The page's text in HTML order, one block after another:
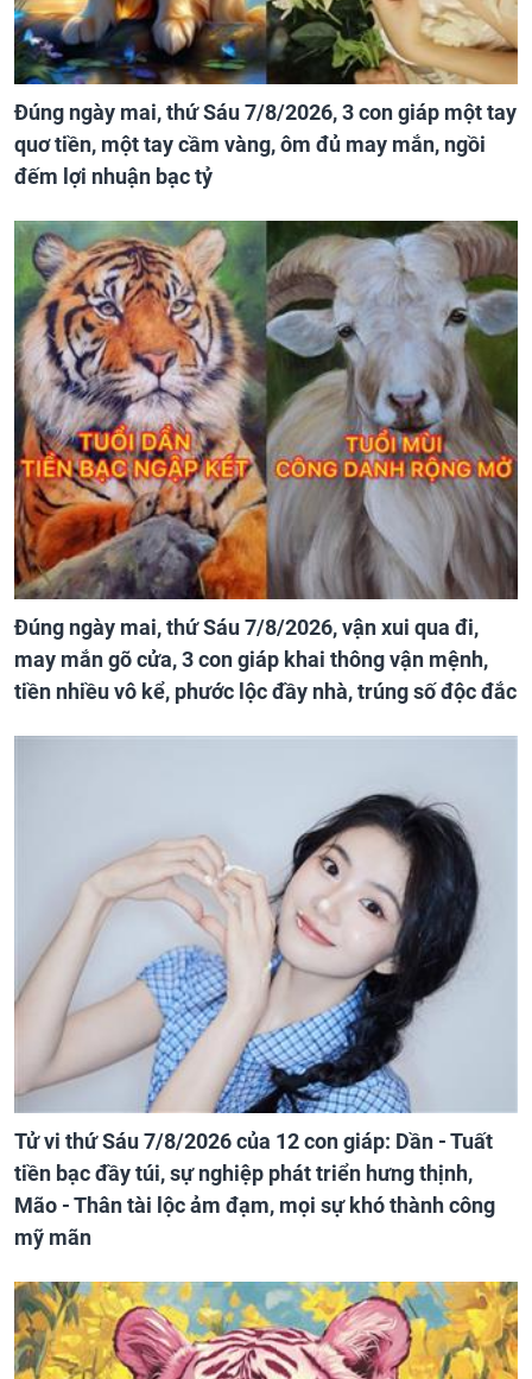
Đúng ngày mai, thứ Sáu 7/8/2026, 3 con giáp một tay
quơ tiền, một tay cầm vàng, ôm đủ may mắn, ngồi
đếm lợi nhuận bạc tỷ
Đúng ngày mai, thứ Sáu 7/8/2026, vận xui qua đi,
may mắn gõ cửa, 3 con giáp khai thông vận mệnh,
tiền nhiều vô kể, phước lộc đầy nhà, trúng số độc đắc
Tử vi thứ Sáu 7/8/2026 của 12 con giáp: Dần - Tuất
tiền bạc đầy túi, sự nghiệp phát triển hưng thịnh,
Mão - Thân tài lộc ảm đạm, mọi sự khó thành công
mỹ mãn